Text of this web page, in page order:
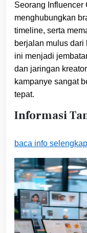
Seorang Influencer
menghubungkan
timeline, serta
berjalan mulus
ini menjadi
dan jaringan
kampanye sangat
tepat.
Informasi
baca info